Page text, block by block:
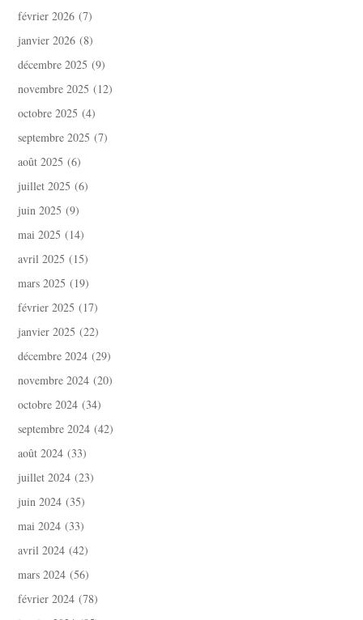
février 2026 (7)
janvier 2026 (8)
décembre 2025 (9)
novembre 2025 (12)
octobre 2025 (4)
septembre 2025 (7)
août 2025 (6)
juillet 2025 (6)
juin 2025 (9)
mai 2025 (14)
avril 2025 (15)
mars 2025 (19)
février 2025 (17)
janvier 2025 (22)
décembre 2024 (29)
novembre 2024 (20)
octobre 2024 (34)
septembre 2024 (42)
août 2024 (33)
juillet 2024 (23)
juin 2024 (35)
mai 2024 (33)
avril 2024 (42)
mars 2024 (56)
février 2024 (78)